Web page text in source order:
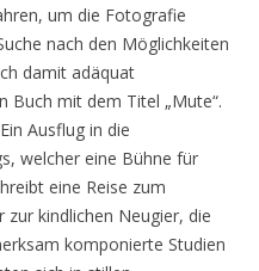
um die Fotografie
nach den Möglichkeiten
damit adäquat
Buch mit dem Titel „Mute“.
Ausflug in die
welcher eine Bühne für
eine Reise zum
zur kindlichen Neugier, die
komponierte Studien